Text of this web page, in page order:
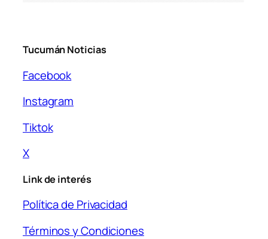
Tucumán Noticias
Facebook
Instagram
Tiktok
X
Link de interés
Política de Privacidad
Términos y Condiciones